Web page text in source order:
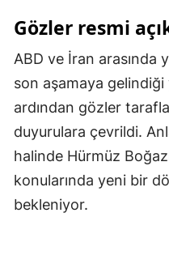
Gözler resmi
ABD ve İran arasında
son aşamaya gelindiği
ardından gözler
duyurulara çevrildi.
halinde Hürmüz
konularında yeni bir
bekleniyor.